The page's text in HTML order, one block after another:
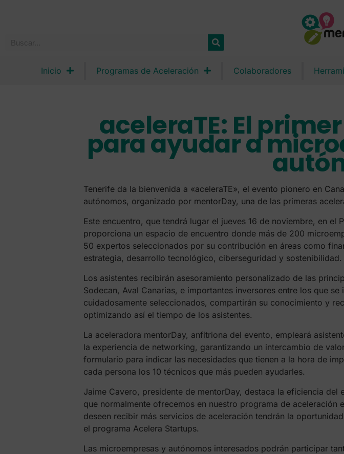
Inicio Programas de Aceleración Colaboradores
aceleraTE: El
para ayudar a
Tenerife da la bienvenida a «aceleraTE», el evento pionero en
autónomos, organizado por mentorDay, una de las primeras
Este encuentro, que tendrá lugar el jueves 16 de noviembre, en
proporciona un espacio de encuentro donde más de 200
50 expertos seleccionados por su contribución en áreas como
estrategia, desarrollo tecnológico, ciberseguridad y sostenibilidad.
Los asistentes recibirán asesoramiento personalizado de las
Sodecan, Aval Canarias, e importantes inversores entre los que se
cuidadosamente seleccionados, compartirán su conocimiento y
optimizando así el tiempo de los asistentes.
La aceleradora mentorDay, anfitriona del evento, empleará
la experiencia de networking, garantizando un intercambio de
formulario para indicar las necesidades que tienen a la hora de
cada persona los 10 técnicos que más pueden ayudarles.
Jaime Cavero, presidente de mentorDay, destaca la eficiencia
que normalmente ofrecemos en nuestro programa de aceleración
deseen recibir más servicios de aceleración tendrán la
el programa Acelera Startups.
Las microempresas y autónomos interesados podrán participar